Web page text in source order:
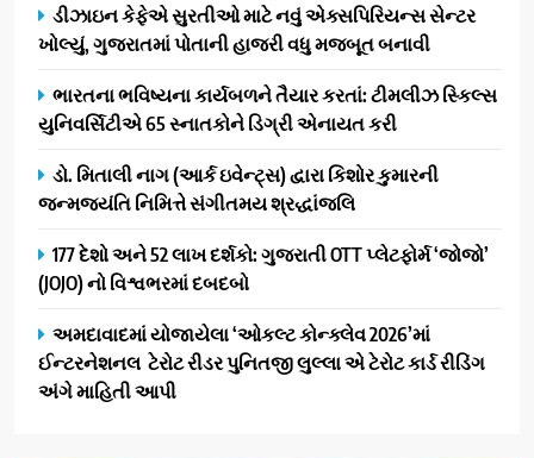
ડીઝાઇન કેફેએ સુરતીઓ માટે નવું એક્સપિરિયન્સ સેન્ટર
ખોલ્યું, ગુજરાતમાં પોતાની હાજરી વધુ મજબૂત બનાવી
ભારતના ભવિષ્યના કાર્યબળને તૈયાર કરતાં: ટીમલીઝ સ્કિલ્સ
યુનિવર્સિટીએ 65 સ્નાતકોને ડિગ્રી એનાયત કરી
ડો. મિતાલી નાગ (આર્ક ઇવેન્ટ્સ) દ્વારા કિશોર કુમારની
જન્મજયંતિ નિમિત્તે સંગીતમય શ્રદ્ધાંજલિ
177 દેશો અને 52 લાખ દર્શકો: ગુજરાતી OTT પ્લેટફોર્મ ‘જોજો’
(JOJO) નો વિશ્વભરમાં દબદબો
અમદાવાદમાં યોજાયેલા ‘ઓકલ્ટ કોન્ક્લેવ 2026’માં
ઈન્ટરનેશનલ ટેરોટ રીડર પુનિતજી લુલ્લા એ ટેરોટ કાર્ડ રીડિંગ
અંગે માહિતી આપી